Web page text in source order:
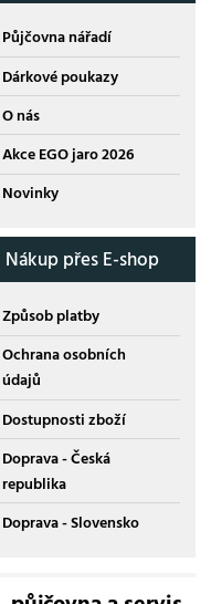
Půjčovna nářadí
Dárkové poukazy
O nás
Akce EGO jaro 2026
Novinky
Nákup přes E-shop
Způsob platby
Ochrana osobních
údajů
Dostupnosti zboží
Doprava - Česká
republika
Doprava - Slovensko